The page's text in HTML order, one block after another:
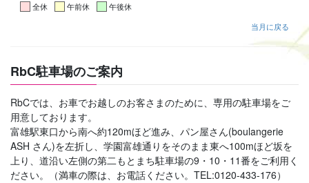
全休 午前休
午後休
当月に戻る
RbC駐車場のご案内
RbCでは、お車でお越しのお客さまのために、専用の駐車場をご
用意しております。
富雄駅東口から南へ約120mほど進み、パン屋さん(boulangerie
ASH さん)を左折し、学園富雄通りをそのまま東へ100mほど坂を
上り、道沿い左側の第二もとまち駐車場の9・10・11番をご利用く
ださい。（満車の際は、お電話ください。TEL:0120-433-176）